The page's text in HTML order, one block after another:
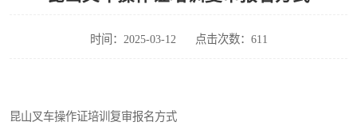
时间：2025-03-12 点击次数：611
昆山叉车操作证培训复审报名方式
登高培训
叉车工培训学校